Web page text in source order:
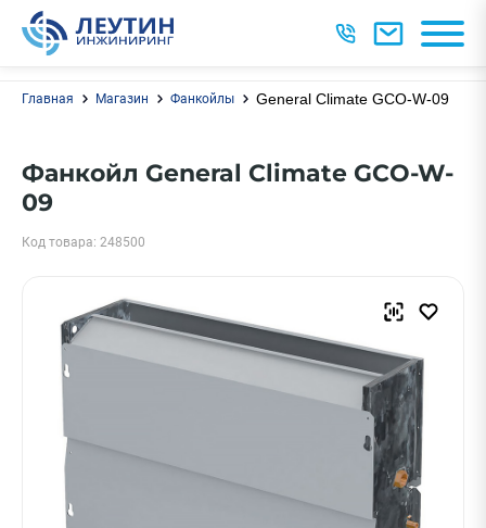
Главная Магазин Фанкойлы General Climate GCO-W-09
Фанкойл General Climate GCO-W-
09
Код товара: 248500